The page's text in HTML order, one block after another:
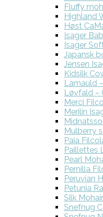
Fluffy
Highland
Høst
Isager
Isager
Japansk
Jensen
Kidsilk
Lamauld
Løvfald –
Merci
Merilin
Mulberry
Paia
Paillettes
Pearl
Pernilla
Peruvian
Petunia
Silk
Snefnug